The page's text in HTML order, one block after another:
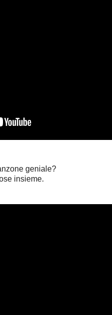
geniale?
insieme.